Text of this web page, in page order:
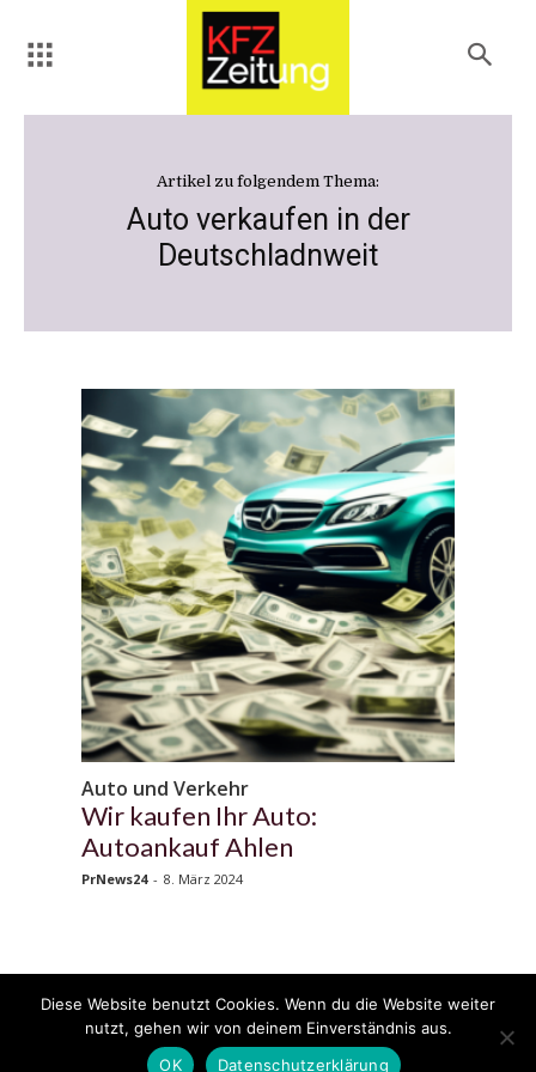
Artikel zu folgendem Thema:
Auto verkaufen in der
Deutschladnweit
Auto und Verkehr
Wir kaufen Ihr Auto:
Autoankauf Ahlen
PrNews24 - 8. März 2024
© 2020 - 2025 Copyright - KFZzeitung.com
Datenschutzerklärung FAQ Kontakt Impressum
Diese Website benutzt Cookies. Wenn du die Website weiter
nutzt, gehen wir von deinem Einverständnis aus.
OK
Datenschutzerklärung